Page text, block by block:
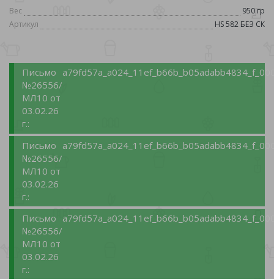
Вес
950 гр
Артикул
HS 582 БЕЗ СК
Письмо
№26556/
МЛ10 от
03.02.26
г.:
Письмо
№26556/
МЛ10 от
03.02.26
г.:
Письмо
№26556/
МЛ10 от
03.02.26
г.: